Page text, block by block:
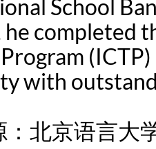
School
completed
with
：北京语言大